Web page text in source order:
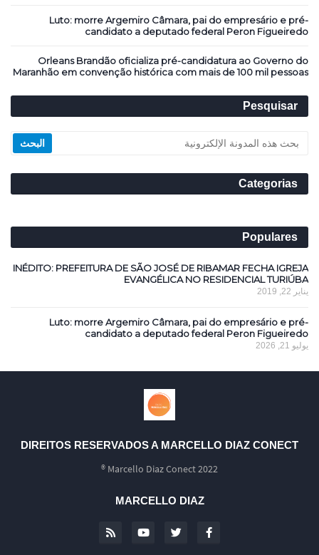
Luto: morre Argemiro Câmara, pai do empresário e pré-
candidato a deputado federal Peron Figueiredo
Orleans Brandão oficializa pré-candidatura ao Governo do
Maranhão em convenção histórica com mais de 100 mil pessoas
Pesquisar
Categorias
Populares
INÉDITO: PREFEITURA DE SÃO JOSÉ DE RIBAMAR FECHA IGREJA
EVANGÉLICA NO RESIDENCIAL TURIÚBA
يناير 22, 2019
Luto: morre Argemiro Câmara, pai do empresário e pré-
candidato a deputado federal Peron Figueiredo
يوليو 21, 2026
DIREITOS RESERVADOS A MARCELLO DIAZ CONECT
Marcello Diaz Conect 2022 ®
MARCELLO DIAZ